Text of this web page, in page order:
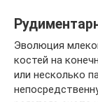
Эволюция
костей на
или несколько